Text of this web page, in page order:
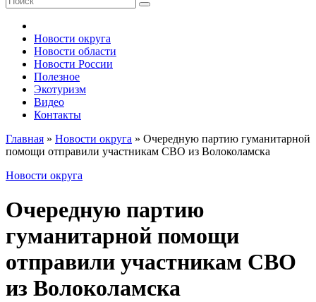
Новости округа
Новости области
Новости России
Полезное
Экотуризм
Видео
Контакты
Главная » Новости округа » Очередную партию гуманитарной
помощи отправили участникам СВО из Волоколамска
Новости округа
Очередную партию
гуманитарной помощи
отправили участникам СВО
из Волоколамска